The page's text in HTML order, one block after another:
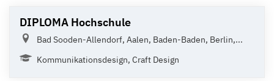
DIPLOMA Hochschule
Bad Sooden-Allendorf, Aalen, Baden-Baden, Berlin,...
Kommunikationsdesign, Craft Design